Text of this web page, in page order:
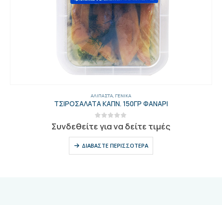
ΑΛΊΠΑΣΤΑ, ΓΕΝΙΚΑ
ΤΣΙΡΟΣΑΛΑΤΑ ΚΑΠΝ. 150ΓΡ ΦΑΝΑΡΙ
out of 5
Συνδεθείτε για να δείτε τιμές
ΔΙΑΒΆΣΤΕ ΠΕΡΙΣΣΌΤΕΡΑ